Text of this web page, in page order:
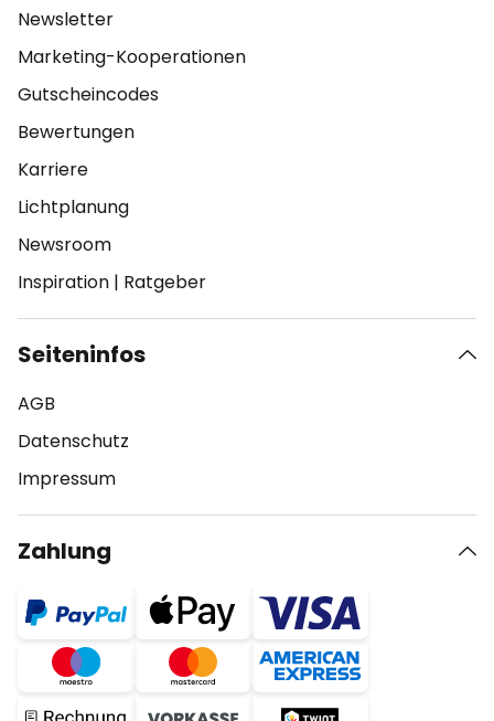
Newsletter
Marketing-Kooperationen
Gutscheincodes
Bewertungen
Karriere
Lichtplanung
Newsroom
Inspiration | Ratgeber
Seiteninfos
AGB
Datenschutz
Impressum
Zahlung